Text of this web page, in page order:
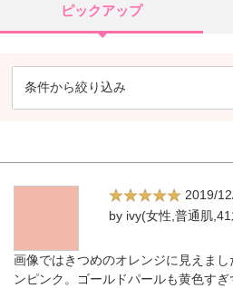
ピックアップ
条件から絞り込み
2019/
by ivy(女性,普通肌
画像ではきつめのオレンジに見えま
ンピンク。ゴールドパールも黄色す